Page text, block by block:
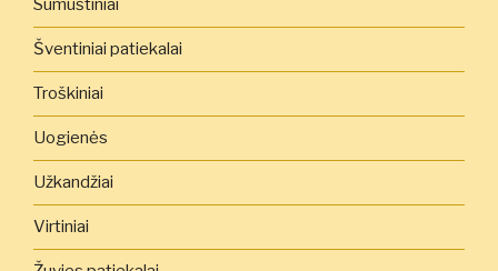
Sumuštiniai
Šventiniai patiekalai
Troškiniai
Uogienės
Užkandžiai
Virtiniai